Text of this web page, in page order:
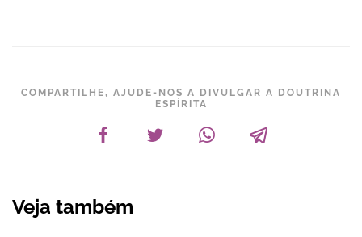
COMPARTILHE, AJUDE-NOS A DIVULGAR A DOUTRINA
ESPÍRITA
Veja também